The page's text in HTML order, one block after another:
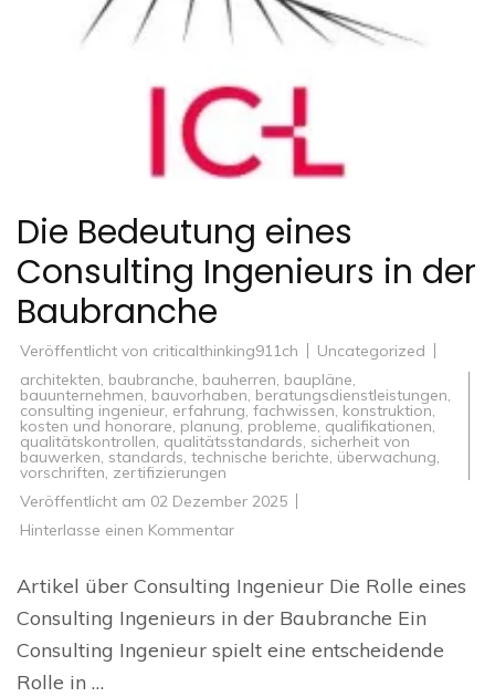
Die Bedeutung eines
Consulting Ingenieurs in der
Baubranche
Veröffentlicht von criticalthinking911ch
Uncategorized
architekten, baubranche, bauherren, baupläne,
bauunternehmen, bauvorhaben, beratungsdienstleistungen,
consulting ingenieur, erfahrung, fachwissen, konstruktion,
kosten und honorare, planung, probleme, qualifikationen,
qualitätskontrollen, qualitätsstandards, sicherheit von
bauwerken, standards, technische berichte, überwachung,
vorschriften, zertifizierungen
Veröffentlicht am 02 Dezember 2025
Hinterlasse einen Kommentarzu
eines
Consulting
Ingenieurs
in
Baubranche
Artikel über Consulting Ingenieur Die Rolle eines
Consulting Ingenieurs in der Baubranche Ein
Consulting Ingenieur spielt eine entscheidende
Rolle in …